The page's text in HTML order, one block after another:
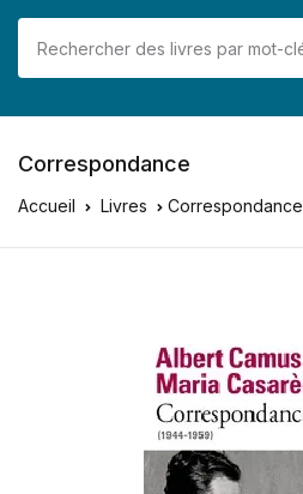
Correspondance
Accueil Livres Correspondance